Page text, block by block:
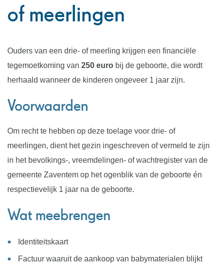
of meerlingen
Ouders van een drie- of meerling krijgen een financiële
tegemoetkoming van 250 euro bij de geboorte, die wordt
herhaald wanneer de kinderen ongeveer 1 jaar zijn.
Voorwaarden
Om recht te hebben op deze toelage voor drie- of
meerlingen, dient het gezin ingeschreven of vermeld te zijn
in het bevolkings-, vreemdelingen- of wachtregister van de
gemeente Zaventem op het ogenblik van de geboorte én
respectievelijk 1 jaar na de geboorte.
Wat meebrengen
Identiteitskaart
Factuur waaruit de aankoop van babymaterialen blijkt